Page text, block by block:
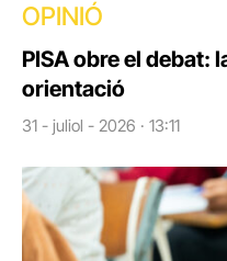
OPINIÓ
PISA obre el debat:
orientació
31 - juliol - 2026 · 13:11